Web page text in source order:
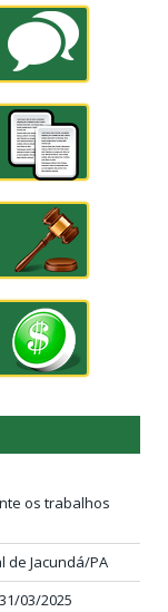
os trabalhos
de Jacundá/PA
03/2025